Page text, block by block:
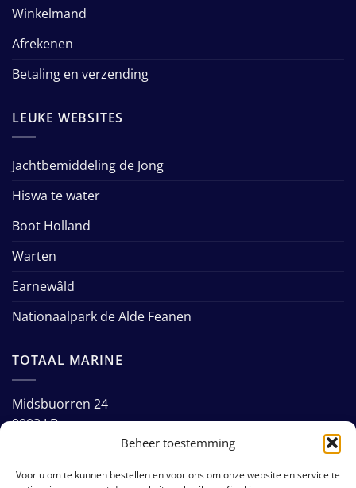
Beheer toestemming
Voor u om te kunnen bestellen en voor ons om onze website en service te
Winkelmand
Afrekenen
Betaling en verzending
LEUKE WEBSITES
Jachtbemiddeling de Jong
Hiswa te water
Boot Holland
Warten
Earnewâld
Nationaalpark de Alde Feanen
TOTAAL MARINE
Midsbuorren 24
9003 LB
Tel: +31 (0)58 255 1362